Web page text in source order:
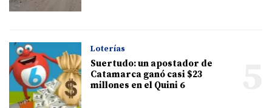
Loterías
Suertudo: un apostador de
Catamarca ganó casi $23
millones en el Quini 6